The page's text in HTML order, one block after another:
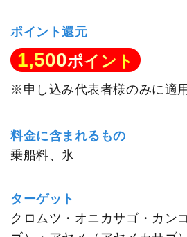
ポイント還元
1,500ポイント
※申し込み代表者様のみに適
料金に含まれるもの
乗船料、氷
ターゲット
クロムツ・オニカサゴ・カン